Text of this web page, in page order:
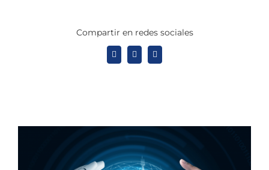
Compartir en redes sociales
X LinkedInWhatsApp